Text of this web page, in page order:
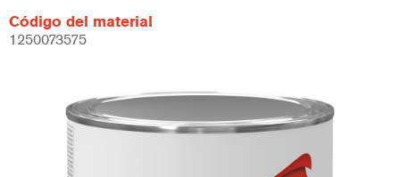
Código del material
1250073575